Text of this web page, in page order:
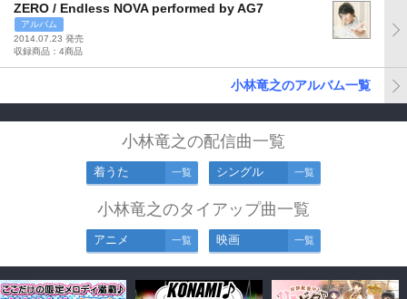
ZERO / Endless NOVA performed by AG7
アルバム
2014.07.23 発売
収録商品：4商品
小林竜之のアルバム一覧
小林竜之の配信曲一覧
着うた 一覧 シングル 一覧
小林竜之のタイアップ曲一覧
アニメ 一覧 映画 一覧